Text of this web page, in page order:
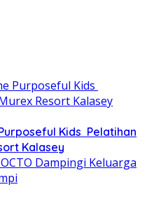
Kids Pelatihan
Kalasey